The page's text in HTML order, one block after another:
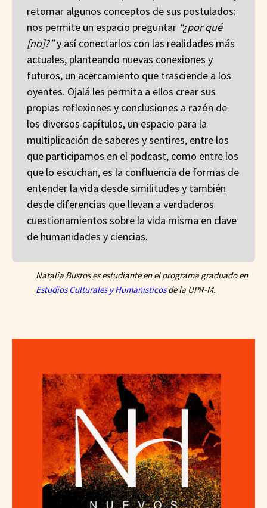
retomar algunos conceptos de sus postulados:
nos permite un espacio preguntar “¿por qué
[no]?”y así conectarlos con las realidades más
actuales, planteando nuevas conexiones y
futuros, un acercamiento que trasciende a los
oyentes. Ojalá les permita a ellos crear sus
propias reflexiones y conclusiones a razón de
los diversos capítulos, un espacio para la
multiplicación de saberes y sentires, entre los
que participamos en el podcast, como entre los
que lo escuchan, es la confluencia de formas de
entender la vida desde similitudes y también
desde diferencias que llevan a verdaderos
cuestionamientos sobre la vida misma en clave
de humanidades y ciencias.
Natalia Bustos es estudiante en el programa graduado en
Estudios Culturales y Humanisticosde la UPR-M.